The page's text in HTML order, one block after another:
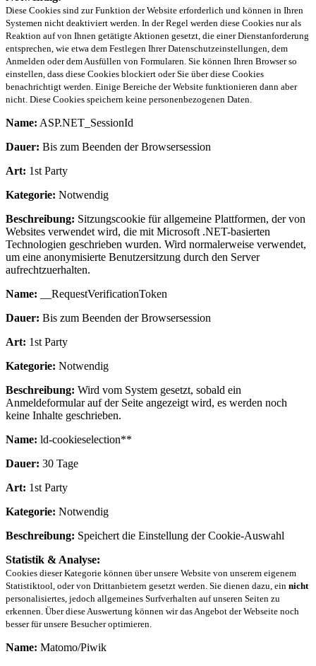
Diese Cookies sind zur Funktion der Website erforderlich und können in Ihren
Systemen nicht deaktiviert werden. In der Regel werden diese Cookies nur als
Reaktion auf von Ihnen getätigte Aktionen gesetzt, die einer Dienstanforderung
entsprechen, wie etwa dem Festlegen Ihrer Datenschutzeinstellungen, dem
Anmelden oder dem Ausfüllen von Formularen. Sie können Ihren Browser so
einstellen, dass diese Cookies blockiert oder Sie über diese Cookies
benachrichtigt werden. Einige Bereiche der Website funktionieren dann aber
nicht. Diese Cookies speichern keine personenbezogenen Daten.
Name: ASP.NET_SessionId
Dauer: Bis zum Beenden der Browsersession
Art: 1st Party
Kategorie: Notwendig
Beschreibung: Sitzungscookie für allgemeine Plattformen, der von
Websites verwendet wird, die mit Microsoft .NET-basierten
Technologien geschrieben wurden. Wird normalerweise verwendet,
um eine anonymisierte Benutzersitzung durch den Server
aufrechtzuerhalten.
Name: __RequestVerificationToken
Dauer: Bis zum Beenden der Browsersession
Art: 1st Party
Kategorie: Notwendig
Beschreibung: Wird vom System gesetzt, sobald ein
Anmeldeformular auf der Seite angezeigt wird, es werden noch
keine Inhalte geschrieben.
Name: ld-cookieselection**
Dauer: 30 Tage
Art: 1st Party
Kategorie: Notwendig
Beschreibung: Speichert die Einstellung der Cookie-Auswahl
Statistik & Analyse:
Cookies dieser Kategorie können über unsere Website von unserem eigenem
Statistiktool, oder von Drittanbietern gesetzt werden. Sie dienen dazu, ein nicht
personalisiertes, jedoch allgemeines Surfverhalten auf unseren Seiten zu
erkennen. Über diese Auswertung können wir das Angebot der Webseite noch
besser für unsere Besucher optimieren.
Name: Matomo/Piwik